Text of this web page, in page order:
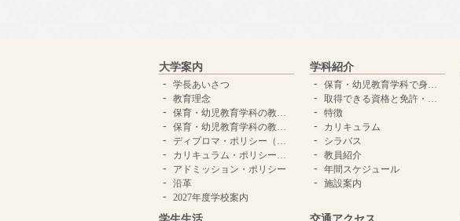
大学案内
学長あいさつ
教育理念
保育・幼児教育学科の教育理念
保育・幼児教育学科の教育目標
ディプロマ・ポリシー（卒業認定・学位授与の方針）
カリキュラム・ポリシー（教育課程の編成の方針）
アドミッション・ポリシー
沿革
2027年度学校案内
学科紹介
保育・幼児教育学科で身につく力
取得できる資格と免許・学位
特徴
カリキュラム
シラバス
教員紹介
年間スケジュール
施設案内